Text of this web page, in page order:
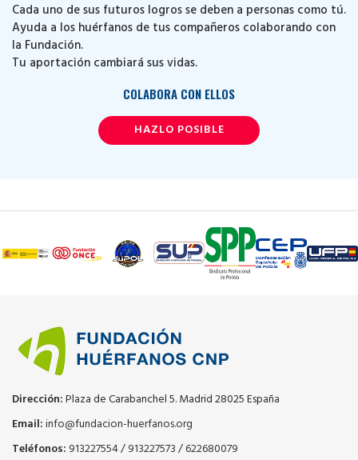
Cada uno de sus futuros logros se deben a personas como tú.
Ayuda a los huérfanos de tus compañeros colaborando con
la Fundación.
Tu aportación cambiará sus vidas.
COLABORA CON ELLOS
HAZLO POSIBLE
Dirección:Plaza de Carabanchel 5. Madrid 28025 España
Email:info@fundacion-huerfanos.org
Teléfonos: 913227554/913227573/622680079